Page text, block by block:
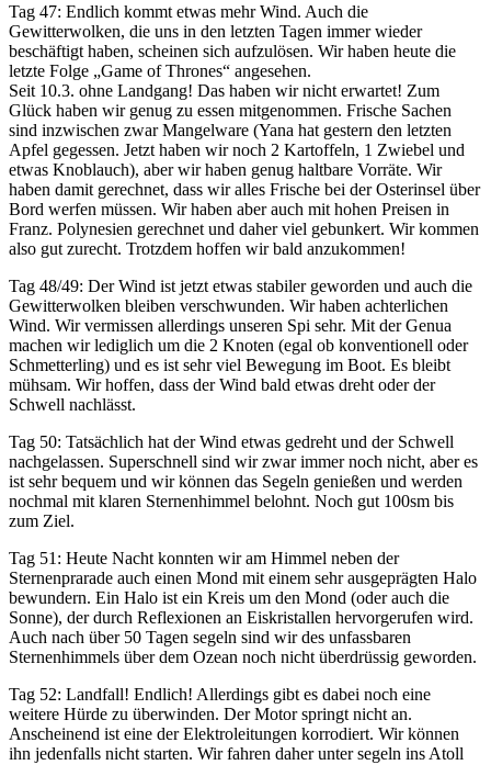
Tag 47: Endlich kommt etwas mehr Wind. Auch die
Gewitterwolken, die uns in den letzten Tagen immer wieder
beschäftigt haben, scheinen sich aufzulösen. Wir haben heute die
letzte Folge „Game of Thrones“ angesehen.
Seit 10.3. ohne Landgang! Das haben wir nicht erwartet! Zum
Glück haben wir genug zu essen mitgenommen. Frische Sachen
sind inzwischen zwar Mangelware (Yana hat gestern den letzten
Apfel gegessen. Jetzt haben wir noch 2 Kartoffeln, 1 Zwiebel und
etwas Knoblauch), aber wir haben genug haltbare Vorräte. Wir
haben damit gerechnet, dass wir alles Frische bei der Osterinsel über
Bord werfen müssen. Wir haben aber auch mit hohen Preisen in
Franz. Polynesien gerechnet und daher viel gebunkert. Wir kommen
also gut zurecht. Trotzdem hoffen wir bald anzukommen!
Tag 48/49: Der Wind ist jetzt etwas stabiler geworden und auch die
Gewitterwolken bleiben verschwunden. Wir haben achterlichen
Wind. Wir vermissen allerdings unseren Spi sehr. Mit der Genua
machen wir lediglich um die 2 Knoten (egal ob konventionell oder
Schmetterling) und es ist sehr viel Bewegung im Boot. Es bleibt
mühsam. Wir hoffen, dass der Wind bald etwas dreht oder der
Schwell nachlässt.
Tag 50: Tatsächlich hat der Wind etwas gedreht und der Schwell
nachgelassen. Superschnell sind wir zwar immer noch nicht, aber es
ist sehr bequem und wir können das Segeln genießen und werden
nochmal mit klaren Sternenhimmel belohnt. Noch gut 100sm bis
zum Ziel.
Tag 51: Heute Nacht konnten wir am Himmel neben der
Sternenprarade auch einen Mond mit einem sehr ausgeprägten Halo
bewundern. Ein Halo ist ein Kreis um den Mond (oder auch die
Sonne), der durch Reflexionen an Eiskristallen hervorgerufen wird.
Auch nach über 50 Tagen segeln sind wir des unfassbaren
Sternenhimmels über dem Ozean noch nicht überdrüssig geworden.
Tag 52: Landfall! Endlich! Allerdings gibt es dabei noch eine
weitere Hürde zu überwinden. Der Motor springt nicht an.
Anscheinend ist eine der Elektroleitungen korrodiert. Wir können
ihn jedenfalls nicht starten. Wir fahren daher unter segeln ins Atoll